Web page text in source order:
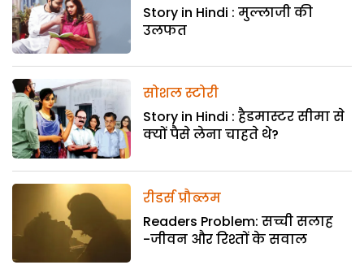
Story in Hindi : मुल्लाजी की
उलफत
सोशल स्टोरी
Story in Hindi : हैडमास्टर सीमा से
क्यों पैसे लेना चाहते थे?
रीडर्स प्रौब्लम
Readers Problem: सच्ची सलाह
-जीवन और रिश्तों के सवाल